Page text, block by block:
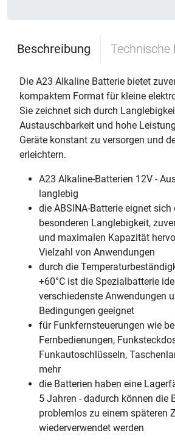
Beschreibung Technische
Die A23 Alkaline Batterie bietet
kompaktem Format für kleine
Sie zeichnet sich durch
Austauschbarkeit und hohe
Geräte konstant zu versorgen und
erleichtern.
A23 Alkaline-Batterien 12V -
langlebig
die ABSINA-Batterie eignet sich
besonderen Langlebigkeit,
und maximalen Kapazität
Vielzahl von Anwendungen
durch die
+60°C ist die Spezialbatterie
verschiedenste Anwendungen
Bedingungen geeignet
für Funkfernsteuerungen wie
Fernbedienungen,
Funkautoschlüsseln,
mehr
die Batterien haben eine
5 Jahren - dadurch können die
problemlos zu einem späteren
wiederverwendet werden